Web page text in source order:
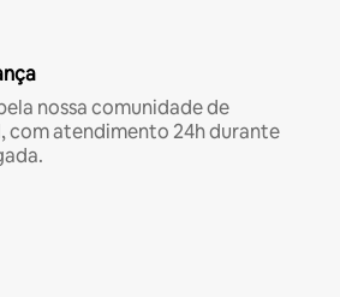
nossa comunidade de
com atendimento 24h durante